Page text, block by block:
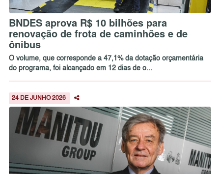
BNDES aprova R$ 10 bilhões para
renovação de frota de caminhões e de
ônibus
O volume, que corresponde a 47,1% da dotação orçamentária
do programa, foi alcançado em 12 dias de o...
24 DE JUNHO 2026